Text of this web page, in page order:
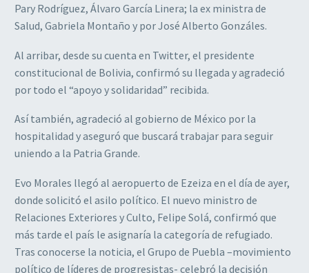
Pary Rodríguez, Álvaro García Linera; la ex ministra de
Salud, Gabriela Montaño y por José Alberto Gonzáles.
Al arribar, desde su cuenta en Twitter, el presidente
constitucional de Bolivia, confirmó su llegada y agradeció
por todo el “apoyo y solidaridad” recibida.
Así también, agradeció al gobierno de México por la
hospitalidad y aseguró que buscará trabajar para seguir
uniendo a la Patria Grande.
Evo Morales llegó al aeropuerto de Ezeiza en el día de ayer,
donde solicitó el asilo político. El nuevo ministro de
Relaciones Exteriores y Culto, Felipe Solá, confirmó que
más tarde el país le asignaría la categoría de refugiado.
Tras conocerse la noticia, el Grupo de Puebla –movimiento
político de líderes de progresistas- celebró la decisión